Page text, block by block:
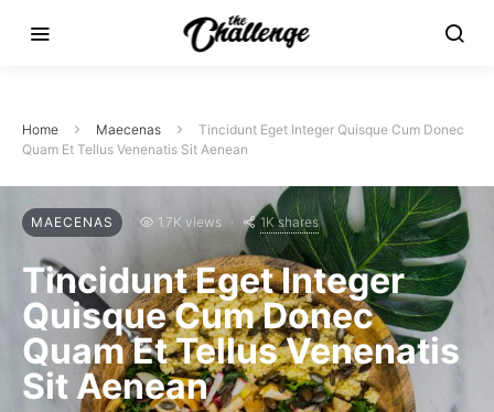
Home Maecenas
Tincidunt Eget Integer Quisque Cum Donec
Quam Et Tellus Venenatis Sit Aenean
MAECENAS 1.7K views 1K shares
Tincidunt Eget Integer
Quisque Cum Donec
Quam Et Tellus Venenatis
Sit Aenean